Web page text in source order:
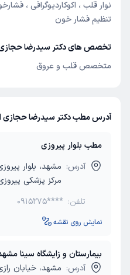
نوار قلب ، اکوکاردیوگرافی ،
تنظیم فشار خون
تخصص های دکتر سیدرضا
متخصص قلب و عروق
آدرس مطب دکتر سیدرضا حجازی
مطب بلوار پیروزی
آدرس: مشهد، بلوار
مرکز پزشکی
تلفن: 0915275****
نمایش روی نقشه
بیمارستان و زایشگاه سینا
آدرس: مشهد، خیابان